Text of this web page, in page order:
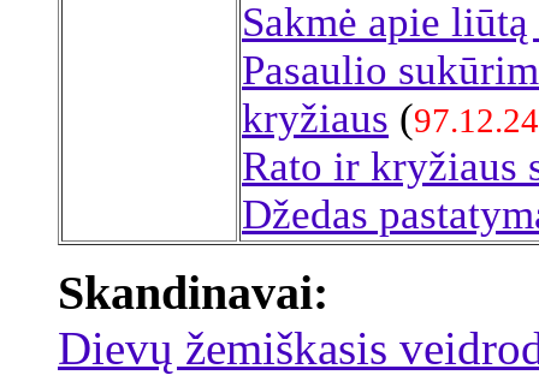
Sakmė apie
Pasaulio
kryžiaus (97.12.24
Rato ir kryžiaus
Džedas
Skandinavai:
Dievų žemiškasis